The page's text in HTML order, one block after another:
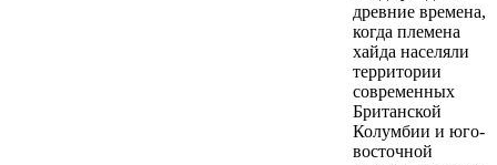
древние времена,
когда племена
хайда населяли
территории
современных
Британской
Колумбии и юго-
восточной